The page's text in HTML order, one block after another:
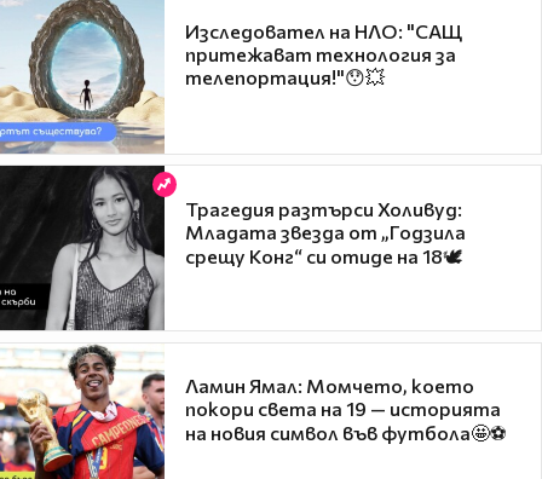
Изследовател на НЛО: "САЩ
притежават технология за
телепортация!"😯💥
Трагедия разтърси Холивуд:
Младата звезда от „Годзила
срещу Конг“ си отиде на 18🕊️
Ламин Ямал: Момчето, което
покори света на 19 — историята
на новия символ във футбола🤩⚽